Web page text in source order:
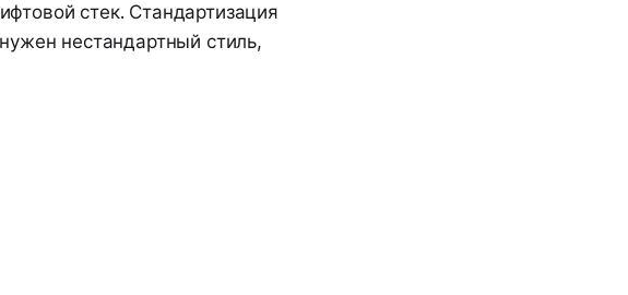
стек. Стандартизация
нестандартный стиль,